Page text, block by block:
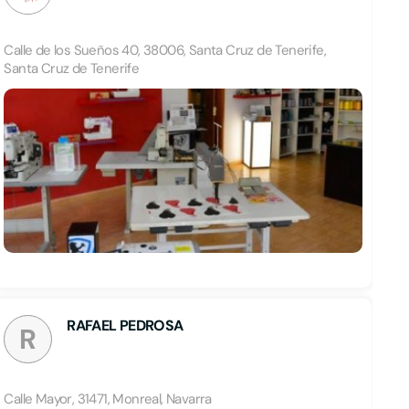
Calle de los Sueños 40, 38006, Santa Cruz de Tenerife,
Santa Cruz de Tenerife
R RAFAEL PEDROSA
Calle Mayor, 31471, Monreal, Navarra